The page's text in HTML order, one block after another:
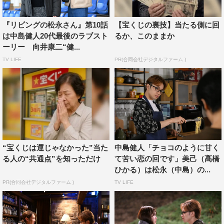
中島は11話について「一難去ってまた一難、この恋、松永
ディスタンス！」と見どころをキャッチコピーにして披
露。「楽な恋愛は、ないんだよね。スムーズな恋愛なんて
聞いたことないし、だからこそ、一難去ってまた一難って
いうのが恋愛の醍醐味とも思うから。そこをどう乗り越え
るかで人生楽しめるかが変わるなと、今回の11話で分かる
気がします。しかも、ミーコが松永に対する思いがあふれ
ている時に、いろんなトラブルが起きるんですよ。やっぱ
り、恋にトラブルは付き物だね」とニッコリ。
『リビングの松永さん』第10話
は中島健人20代最後のラブスト
ーリー 向井康二“健...
TV LIFE
【宝くじの裏技】当たる側に回
るか、このままか
PR(合同会社デジタルファーム )
“宝くじは運じゃなかった”当た
る人の“共通点”を知っただけ
PR(合同会社デジタルファーム )
中島健人「チョコのように甘く
て苦い恋の回です」美己（髙橋
ひかる）は松永（中島）の...
TV LIFE